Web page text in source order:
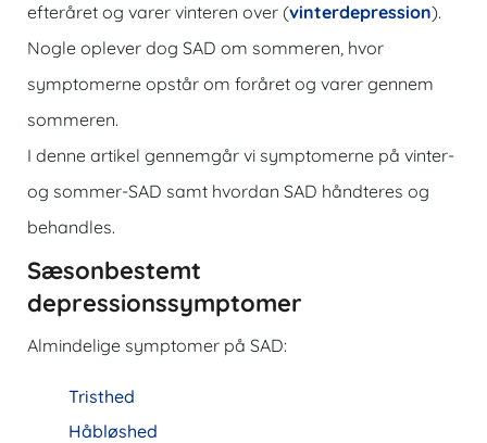
efteråret og varer vinteren over (vinterdepression).
Nogle oplever dog SAD om sommeren, hvor
symptomerne opstår om foråret og varer gennem
sommeren.
I denne artikel gennemgår vi symptomerne på vinter-
og sommer-SAD samt hvordan SAD håndteres og
behandles.
Sæsonbestemt
depressionssymptomer
Almindelige symptomer på SAD:
Tristhed
Håbløshed